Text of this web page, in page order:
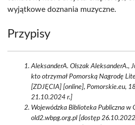
wyjątkowe doznania muzyczne.
Przypisy
AleksanderA. Olszak AleksanderA.,
kto otrzymał Pomorską Nagrodę
[ZDJĘCIA] [online], Pomorskie.eu,
21.10.2024 r.]
Wojewódzka Biblioteka Publiczna w
old2.wbpg.org.pl [dostęp